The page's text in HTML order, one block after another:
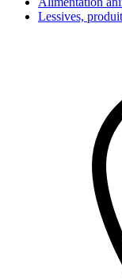
Lessives,